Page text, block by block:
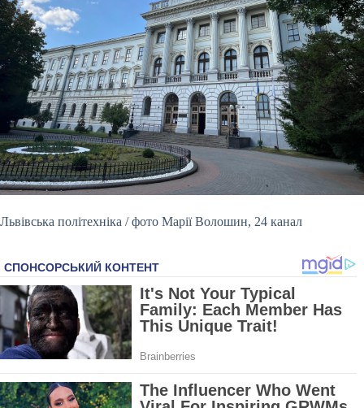
Львівська політехніка / фото Марії Волошин, 24 канал